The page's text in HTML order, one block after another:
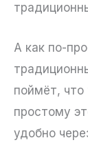
А как по-
поймёт, что
простому
удобно